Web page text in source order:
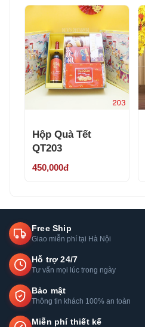
Hộp Quà Tết
QT203
450,000đ
Free Ship
Giao miễn phí tại Hà Nội
Hỗ trợ 24/7
Tư vấn mọi lúc trong ngày
Bảo mật
Thông tin khách 100% an toàn
Miễn phí thiết kế